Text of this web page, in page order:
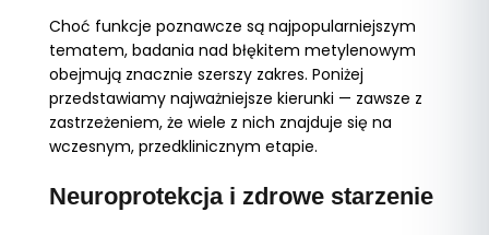
Choć funkcje poznawcze są najpopularniejszym
tematem, badania nad błękitem metylenowym
obejmują znacznie szerszy zakres. Poniżej
przedstawiamy najważniejsze kierunki — zawsze z
zastrzeżeniem, że wiele z nich znajduje się na
wczesnym, przedklinicznym etapie.
Neuroprotekcja i zdrowe starzenie